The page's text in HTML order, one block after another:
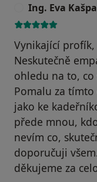
Ing. Eva
Vynikající
Neskutečně
ohledu na to, co
Pomalu za
jako ke
přede mnou,
nevím co,
doporučuji
děkujeme za